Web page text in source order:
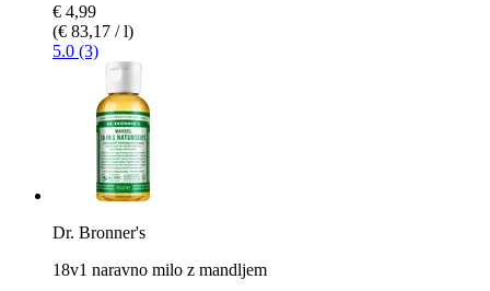
€ 4,99
(€ 83,17 / l)
5.0 (3)
Dr. Bronner's
18v1 naravno milo z mandljem